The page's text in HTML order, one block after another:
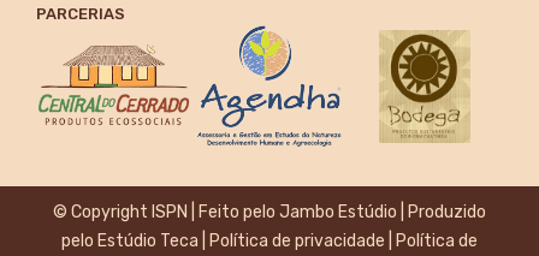
PARCERIAS
© Copyright ISPN | Feito pelo Jambo Estúdio | Produzido
pelo Estúdio Teca Política de privacidade Política de